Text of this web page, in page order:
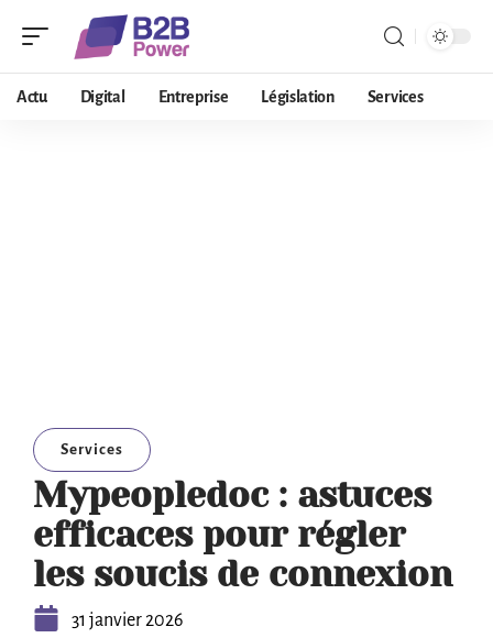
Actu Digital Entreprise Législation Services
Services
Mypeopledoc : astuces
efficaces pour régler
les soucis de connexion
31 janvier 2026